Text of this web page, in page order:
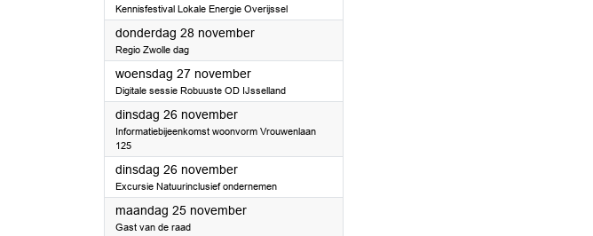
Kennisfestival Lokale Energie Overijssel
donderdag 28 november2024
Regio Zwolle dag
woensdag 27 november2024
Digitale sessie Robuuste OD IJsselland
dinsdag 26 november2024
Informatiebijeenkomst woonvorm Vrouwenlaan
125
dinsdag 26 november2024
Excursie Natuurinclusief ondernemen
maandag 25 november2024
Gast van de raad